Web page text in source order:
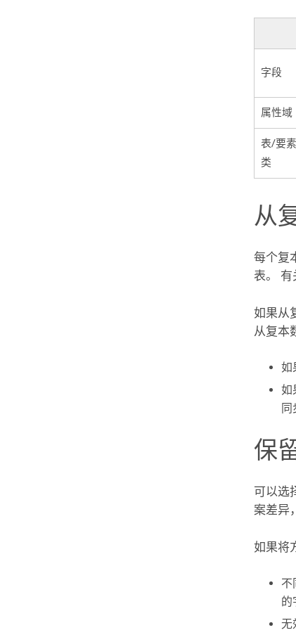
字段
属性域
表/要素
类
从
每个复
表。
如果从
从复本
如
如
同
保
可以选
案差异
如果将
不
的
无